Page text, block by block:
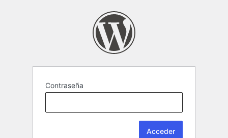
Contraseña